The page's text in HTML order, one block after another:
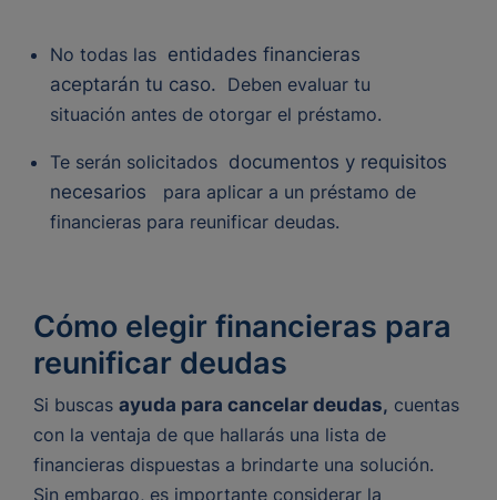
No todas las entidades financieras
aceptarán tu caso. Deben evaluar tu
situación antes de otorgar el préstamo.
Te serán solicitados documentos y requisitos
necesarios
para aplicar a un préstamo de
financieras para reunificar deudas.
Cómo elegir financieras para
reunificar deudas
Si buscas ayuda para cancelar deudas, cuentas
con la ventaja de que hallarás una lista de
financieras dispuestas a brindarte una solución.
Sin embargo, es importante considerar la